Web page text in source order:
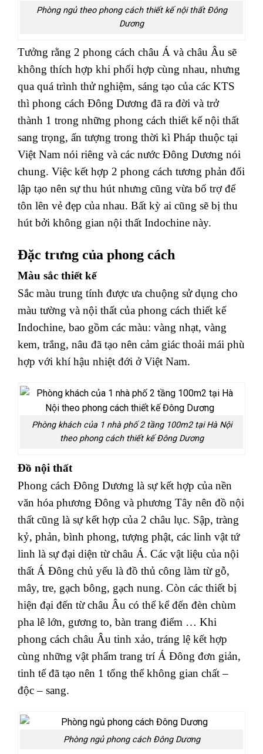
Phòng ngủ theo phong cách thiết kế nội thất Đông
Dương
Tưởng rằng 2 phong cách châu Á và châu Âu sẽ
không thích hợp khi phối hợp cùng nhau, nhưng
qua quá trình thử nghiệm, sáng tạo của các KTS
thì phong cách Đông Dương đã ra đời và trở
thành 1 trong những phong cách thiết kế nội thất
sang trọng, ấn tượng trong thời kì Pháp thuộc tại
Việt Nam nói riêng và các nước Đông Dương nói
chung. Việc kết hợp 2 phong cách tương phản đối
lập tạo nên sự thu hút nhưng cũng vừa bổ trợ để
tôn lên vẻ đẹp của nhau. Bất kỳ ai cũng sẽ bị thu
hút bởi không gian nội thất Indochine này.
Đặc trưng của phong cách
Màu sắc thiết kế
Sắc màu trung tính được ưa chuộng sử dụng cho
màu tường và nội thất của phong cách thiết kế
Indochine, bao gồm các màu: vàng nhạt, vàng
kem, trắng, nâu đã tạo nên cảm giác thoải mái phù
hợp với khí hậu nhiệt đới ở Việt Nam.
Phòng khách của 1 nhà phố 2 tầng 100m2 tại Hà Nội
theo phong cách thiết kế Đông Dương
Đồ nội thất
Phong cách Đông Dương là sự kết hợp của nền
văn hóa phương Đông và phương Tây nên đồ nội
thất cũng là sự kết hợp của 2 châu lục. Sập, tràng
kỷ, phản, bình phong, tượng phật, các linh vật tứ
linh là sự đại diện từ châu Á. Các vật liệu của nội
thất Á Đông chủ yếu là đồ thủ công làm từ gỗ,
mây, tre, gạch bông, gạch nung. Còn các thiết bị
hiện đại đến từ châu Âu có thể kể đến đèn chùm
pha lê lớn, gương to, bàn trang điểm … Khi
phong cách châu Âu tinh xảo, tráng lệ kết hợp
cùng những vật phẩm trang trí Á Đông đơn giản,
tinh tế đã tạo nên 1 tổng thể không gian chất –
độc – sang.
Phòng ngủ phong cách Đông Dương